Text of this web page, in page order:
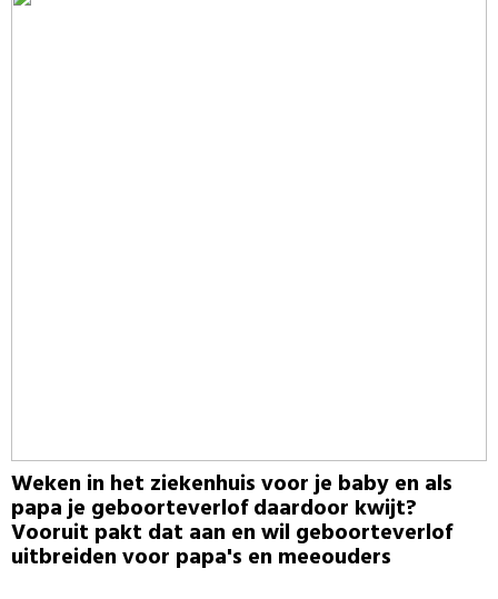
Weken in het ziekenhuis voor je baby en als
papa je geboorteverlof daardoor kwijt?
Vooruit pakt dat aan en wil geboorteverlof
uitbreiden voor papa's en meeouders